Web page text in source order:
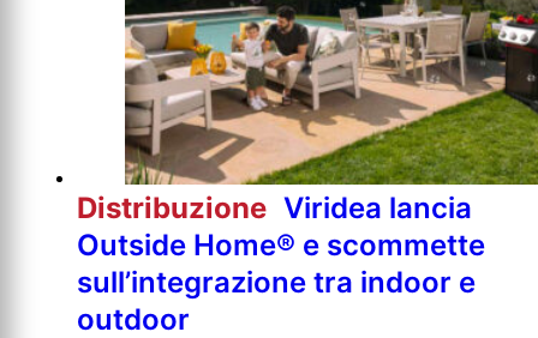
Distribuzione Viridea lancia
Outside Home® e scommette
sull’integrazione tra indoor e
outdoor